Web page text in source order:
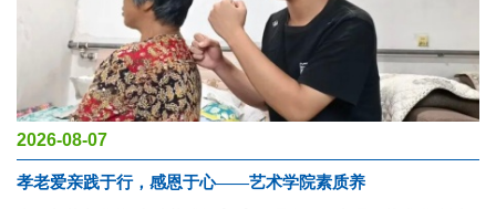
2026-08-07
孝老爱亲践于行，感恩于心——艺术学院素质养